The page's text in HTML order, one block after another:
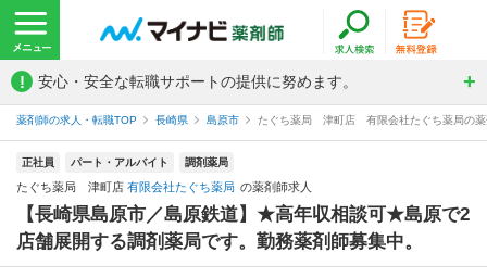
! 安心・安全な転職サポートの提供に努めます。
薬剤師の求人・転職TOP 長崎県 島原市 たぐち薬局 津町店 有限会社たぐち薬局の薬
正社員 パート・アルバイト 調剤薬局
たぐち薬局 津町店 有限会社たぐち薬局 の薬剤師求人
【長崎県島原市／島原鉄道】★高年収相談可★島原で2
店舗展開する調剤薬局です。勤務薬剤師募集中。